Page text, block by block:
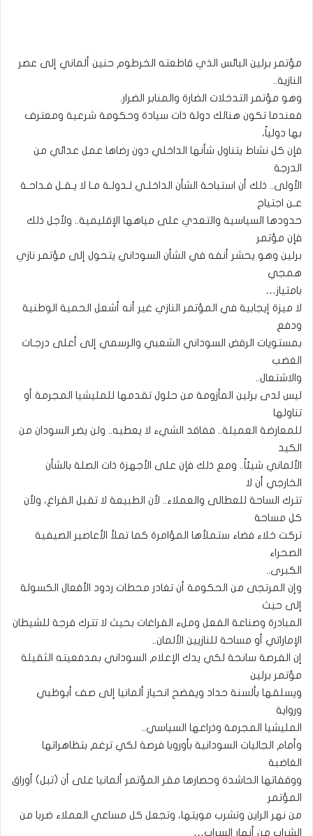
مؤتمر برلين البائس الذي قاطعته الخرطوم حنين ألماني إلى عصر
النازية..
وهو مؤتمر التدخلات الضارة والمنابر الضرار.
فعندما تكون هنالك دولة ذات سيادة وحكومة شرعية ومعترف
بها دولياً،
فإن كل نشاط يتناول شأنها الداخلي دون رضاها عمل عدائي من
الدرجة
الأولى.. ذلك أن استباحة الشأن الداخلـي لـدولـة مـا لا يـقـل فـداحـة
عـن اجتياح
حدودها السياسية والتعدي على مياهها الإقليمية.. ولأجل ذلك
فإن مؤتمر
برلين وهو يحشر أنفه في الشأن السوداني يتحول إلى مؤتمر نازي
همجي
بامتياز…
لا ميزة إيجابية في المؤتمر النازي غير أنه أشعل الحمية الوطنية
ودفع
بمستويات الرفض السوداني الشعبي والرسمي إلى أعلى درجـات
الغضب
والاشتعال..
ليس لدى برلين المأزومة من حلول تقدمها للمليشيا المجرمة أو
تناولها
للمعارضة العميلة.. ففاقد الشيء لا يعطيه.. ولن يضر السودان من
الكيد
الألماني شيئاً.. ومع ذلك فإن على الأجهزة ذات الصلة بالشأن
الخارجي أن لا
تترك الساحة للعطالى والعملاء.. لأن الطبيعة لا تقبل الفراغ، ولأن
كل مساحة
تركت خلاء فضاء ستملأها المؤامرة كما تملأ الأعاصير الصيفية
الصحراء
الكبرى..
وإن المرتجى من الحكومة أن تغادر محطات ردود الأفعال الكسولة
إلى حيث
المبادرة وصناعة الفعل وملء الفراغات بحيث لا تترك فرجة للشيطان
الإماراتي أو مساحة للنازيين الألمان..
إن الفرصة سانحة لكي يدك الإعلام السوداني بمدفعيته الثقيلة
مؤتمر برلين
ويسلقها بألسنة حداد ويفضح انحياز ألمانيا إلى صف أبوظبي
ورواية
المليشيا المجرمة وذراعها السياسي..
وأمام الجاليات السودانية بأوروبا فرصة لكي ترغم بتظاهراتها
الغاضبة
ووقفاتها الحاشدة وحصارها مقر المؤتمر ألمانيا على أن (تبل) أوراق
المؤتمر
من نهر الراين وتشرب مويتها، وتجعل كل مساعي العملاء ضربا من
الشراب من أنهار السراب…